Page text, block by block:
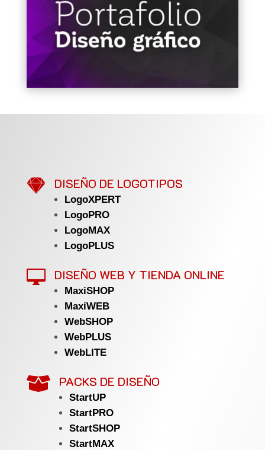
 DISEÑO DE LOGOTIPOS
LogoXPERT
LogoPRO
LogoMAX
LogoPLUS
 DISEÑO WEB Y TIENDA ONLINE
MaxiSHOP
MaxiWEB
WebSHOP
WebPLUS
WebLITE
 PACKS DE DISEÑO
StartUP
StartPRO
StartSHOP
StartMAX